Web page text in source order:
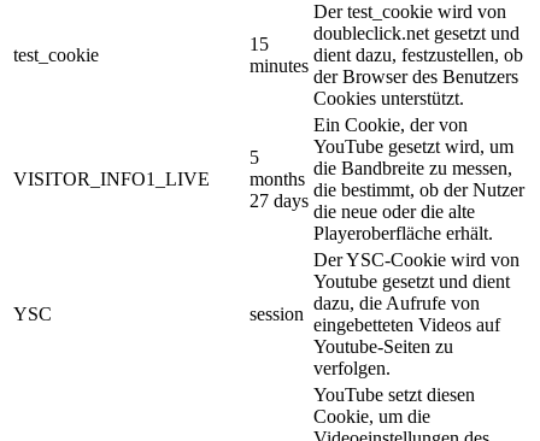
test_cookie
15
minutes
Der test_cookie wird von
doubleclick.net gesetzt und
dient dazu, festzustellen, ob
der Browser des Benutzers
Cookies unterstützt.
VISITOR_INFO1_LIVE
5
months
27 days
Ein Cookie, der von
YouTube gesetzt wird, um
die Bandbreite zu messen,
die bestimmt, ob der Nutzer
die neue oder die alte
Playeroberfläche erhält.
YSC session
Der YSC-Cookie wird von
Youtube gesetzt und dient
dazu, die Aufrufe von
eingebetteten Videos auf
Youtube-Seiten zu
verfolgen.
YouTube setzt diesen
Cookie, um die